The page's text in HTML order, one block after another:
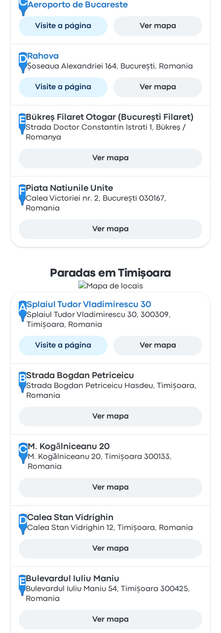
CAeroporto de Bucareste
Visite a página Ver mapa
DRahova
Șoseaua Alexandriei 164, București, Romania
Visite a página Ver mapa
E Bükreş Filaret Otogar (Bucureşti Filaret)
Strada Doctor Constantin Istrati 1, Bükreş /
Romanya
Ver mapa
F Piata Natiunile Unite
Calea Victoriei nr. 2, București 030167,
Romania
Ver mapa
Paradas em Timişoara
ASplaiul Tudor Vladimirescu 30
Splaiul Tudor Vladimirescu 30, 300309,
Timișoara, Romania
Visite a página Ver mapa
BStrada Bogdan Petriceicu
Strada Bogdan Petriceicu Hasdeu, Timișoara,
Romania
Ver mapa
CM. Kogălniceanu 20
M. Kogălniceanu 20, Timișoara 300133,
Romania
Ver mapa
DCalea Stan Vidrighin
Calea Stan Vidrighin 12, Timișoara, Romania
Ver mapa
E Bulevardul Iuliu Maniu
Bulevardul Iuliu Maniu 54, Timișoara 300425,
Romania
Ver mapa